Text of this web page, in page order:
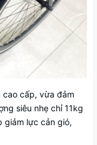
cao cấp, vừa đảm
siêu nhẹ chỉ 11kg
giảm lực cản gió,